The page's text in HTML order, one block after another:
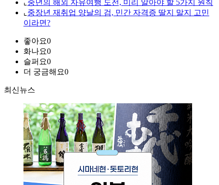
⌞ 중년의 해외 자유여행 도전, 미리 알아야 할 5가지 원칙
⌞ 중장년 재취업 양날의 검, 민간 자격증 딸지 말지 고민
이라면?
좋아요0
화나요0
슬퍼요0
더 궁금해요0
최신뉴스